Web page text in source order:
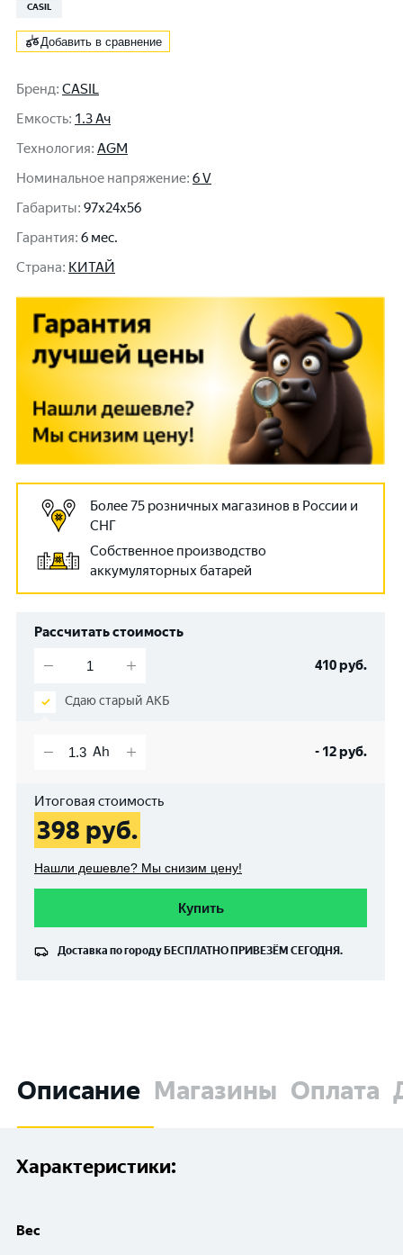
CASIL
Добавить в сравнение
Бренд: CASIL
Емкость: 1.3 Ач
Технология: AGM
Номинальное напряжение: 6 V
Габариты: 97x24x56
Гарантия: 6 мес.
Cтрана: КИТАЙ
Более 75 розничных магазинов в России и
СНГ
Собственное производство
аккумуляторных батарей
Рассчитать стоимость
410руб.
Сдаю старый АКБ
- 12руб.
Итоговая стоимость
398 руб.
Нашли дешевле? Мы снизим цену!
Купить
Доставка по городу БЕСПЛАТНО ПРИВЕЗЁМ СЕГОДНЯ.
Описание Магазины Оплата
Характеристики:
Вес